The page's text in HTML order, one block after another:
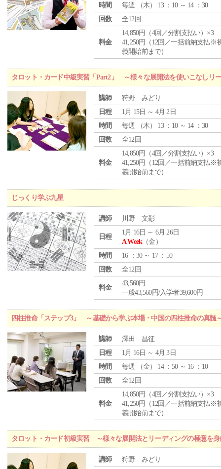
時間 毎週 （木） 13 ：10 ～ 14 ：30
回数
全12回
料金
14,850円（4回／分割支払い）×3
41,250円（12回／一括前納支払※
義開始前まで）
タロット・カード中級実習「Part2」 ～様々な展開法を使いこなしリ
講師
狩野 みどり
日程
1月 15日 ～ 4月 2日
時間
毎週 （木） 13 ：10 ～ 14 ：30
回数
全12回
料金
14,850円（4回／分割支払い）×3
41,250円（12回／一括前納支払※
義開始前まで）
じっくり学ぶ九星
講師 川野 文彰
日程
1月 16日 ～ 6月 26日
A Week（金）
時間
16 ：30 ～ 17 ：50
回数
全12回
料金
43,560円
一般43,560円/入学者39,600円
四柱推命「ステップ3」 ～基礎から学ぶ本場・中国の四柱推命の真髄
講師
澤田 昌征
日程
1月 16日 ～ 4月 3日
時間
毎週 （金） 14 ：50 ～ 16 ：10
回数
全12回
料金
14,850円（4回／分割支払い）×3
41,250円（12回／一括前納支払※
義開始前まで）
タロット・カード初級実習 ～様々な展開法とリーディングの極意を身
講師
狩野 みどり